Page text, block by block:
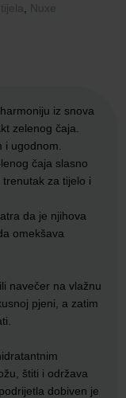
Nuxe
iz snova
zelenog čaja.
ugodnom.
čaja slasno
za tijelo i
da je njihova
omekšava
navečer na vlažnu
pjeni, a zatim
štiti i održava
dobiven je